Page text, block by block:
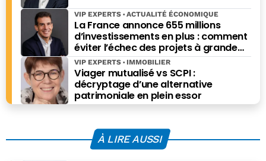
La France annonce 655 millions
d’investissements en plus : comment
éviter l’échec des projets à grande
échelle ?
VIP EXPERTS ACTUALITÉ ÉCONOMIQUE
Viager mutualisé vs SCPI :
décryptage d’une alternative
patrimoniale en plein essor
VIP EXPERTS IMMOBILIER
À LIRE AUSSI